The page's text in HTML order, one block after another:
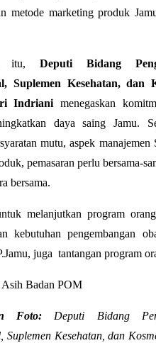
metode marketing produk
itu, Deputi Bidang
Suplemen Kesehatan, dan
Indrianimenegaskan
daya saing Jamu.
mutu, aspek
pemasaran perlu bersama-
bersama.
melanjutkan program
kebutuhan pengembangan
juga tantangan program
Foto: Deputi Bidang
Suplemen Kesehatan, dan